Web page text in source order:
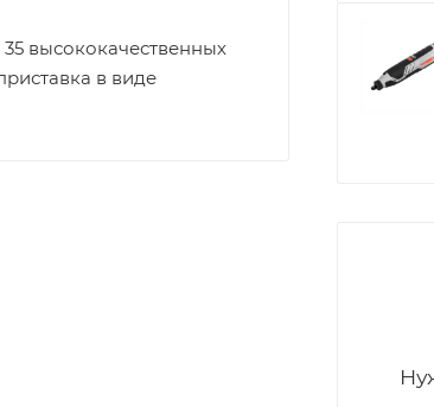
35 высококачественных
в виде